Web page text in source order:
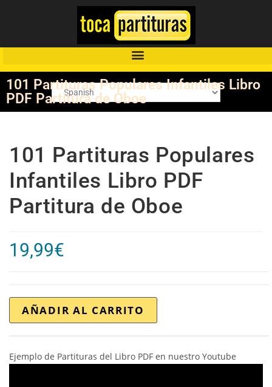
101 Partituras Populares Infantiles Libro
PDF Partitura de Oboe
101 Partituras Populares
Infantiles Libro PDF
Partitura de Oboe
19,99€
AÑADIR AL CARRITO
Ejemplo de Partituras del Libro PDF en nuestro Youtube